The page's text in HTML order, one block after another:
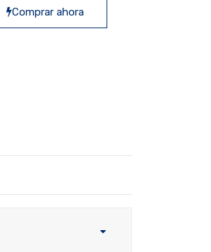
Comprar ahora